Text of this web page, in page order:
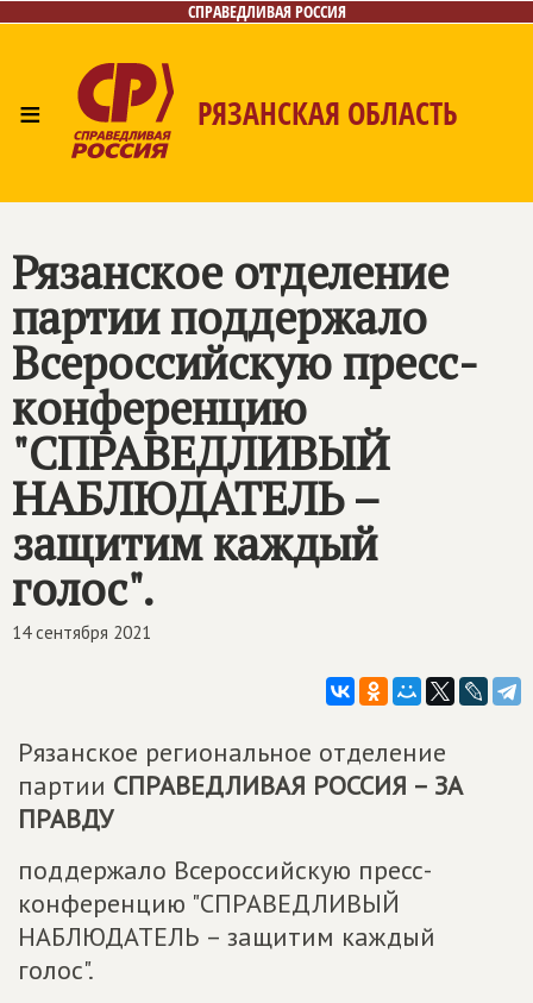
СПРАВЕДЛИВАЯ РОССИЯ
≡ РЯЗАНСКАЯ ОБЛАСТЬ
Рязанское отделение
партии поддержало
Всероссийскую пресс-
конференцию
"СПРАВЕДЛИВЫЙ
НАБЛЮДАТЕЛЬ –
защитим каждый
голос".
14 сентября 2021
Рязанское региональное отделение
партии СПРАВЕДЛИВАЯ РОССИЯ – ЗА
ПРАВДУ
поддержало Всероссийскую пресс-
конференцию "СПРАВЕДЛИВЫЙ
НАБЛЮДАТЕЛЬ – защитим каждый
голос".